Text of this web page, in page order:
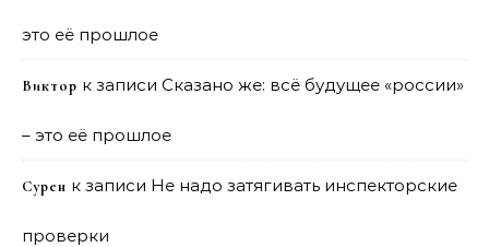
это её прошлое
Виктор к записи Сказано же: всё будущее «россии»
– это её прошлое
Сурен к записи Не надо затягивать инспекторские
проверки